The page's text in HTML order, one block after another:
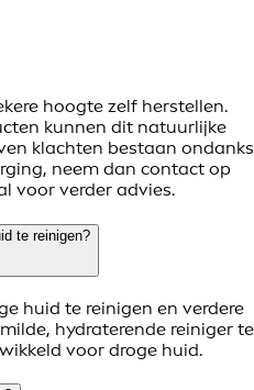
hoogte zelf herstellen.
kunnen dit natuurlijke
klachten bestaan ondanks
neem dan contact op
voor verder advies.
te reinigen?
huid te reinigen en verdere
hydraterende reiniger te
voor droge huid.